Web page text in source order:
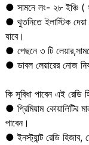
● সামনে লং- ২৮ ইঞ্চি (
● থুতনিতে ইলাস্টিক
যাবে।
● পেছনে ৩ টি
● ডাবল লেয়ারের নোজ
কি সুবিধা পাবেন এই রেডি
● প্রিমিয়াম কোয়ালিটির
পাবেন।
● ইনস্ট্যান্ট রেডি